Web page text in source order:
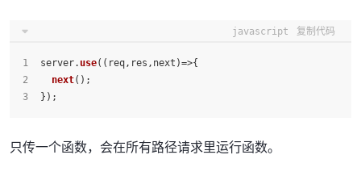
javascript 复制代码
server. use( ( req,res,next )=>{
next();
});
只传一个函数，会在所有路径请求里运行函数。